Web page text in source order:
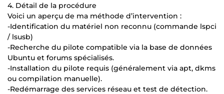
4. Détail de la procédure
Voici un aperçu de ma méthode d’intervention :
-Identification du matériel non reconnu (commande lspci
/ lsusb)
-Recherche du pilote compatible via la base de données
Ubuntu et forums spécialisés.
-Installation du pilote requis (généralement via apt, dkms
ou compilation manuelle).
-Redémarrage des services réseau et test de détection.